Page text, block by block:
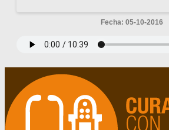
Fecha: 05-10-2016